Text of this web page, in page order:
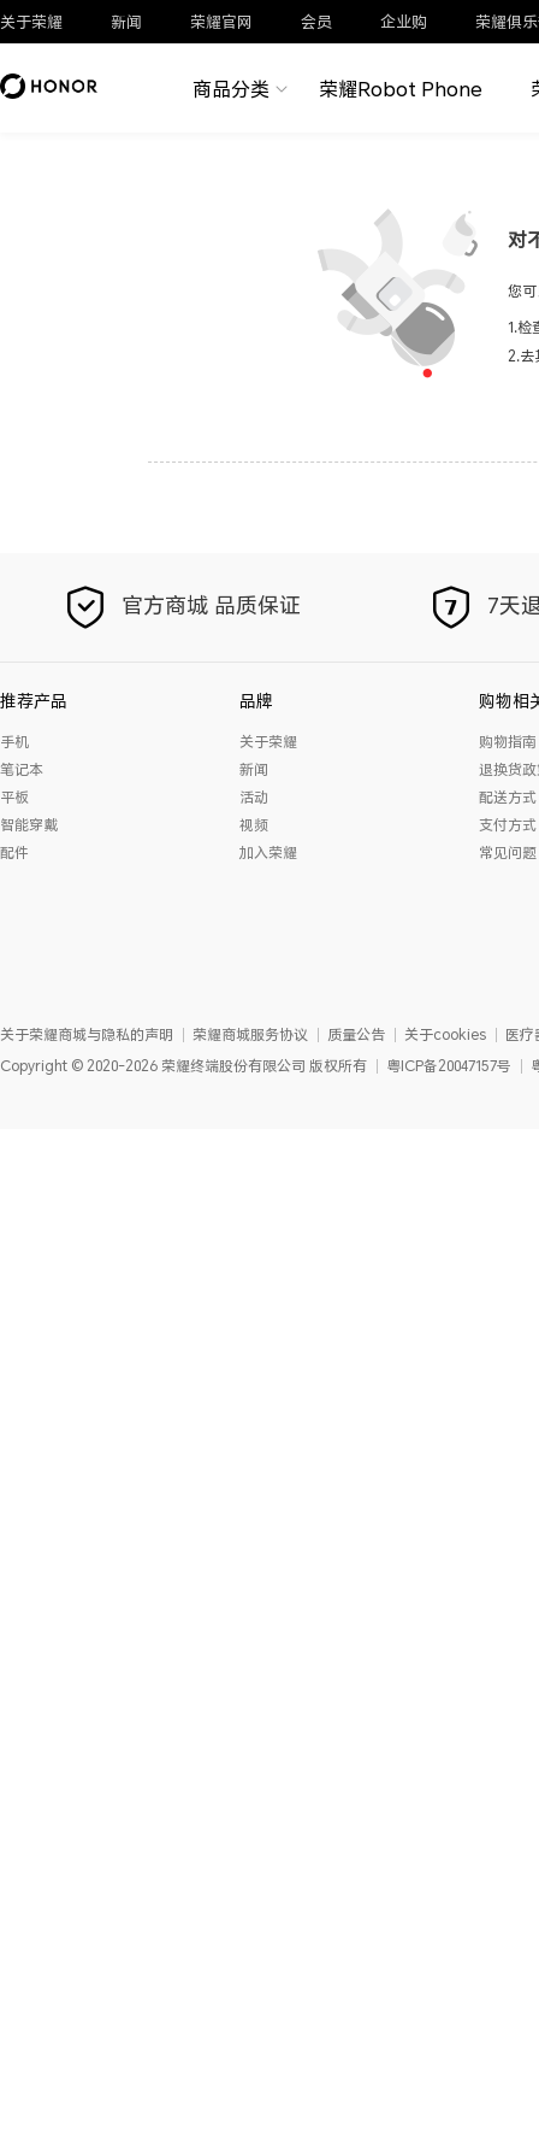
关于荣耀 新闻 荣耀官网 会员 企业购 荣耀俱
商品分类 荣耀Robot Phone
对
您
1.检
2.去
官方商城 品质保证 7天
推荐产品
手机
笔记本
平板
智能穿戴
配件
品牌
关于荣耀
新闻
活动
视频
加入荣耀
购物相
购物指南
退换货
配送方式
支付方式
常见问题
关于荣耀商城与隐私的声明 荣耀商城服务协议 质量公告 关于cookies
医疗
Copyright © 2020-2026 荣耀终端股份有限公司 版权所有 粤ICP备20047157号